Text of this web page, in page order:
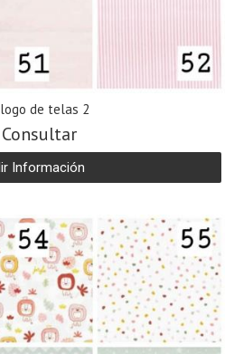
de telas 2
Información